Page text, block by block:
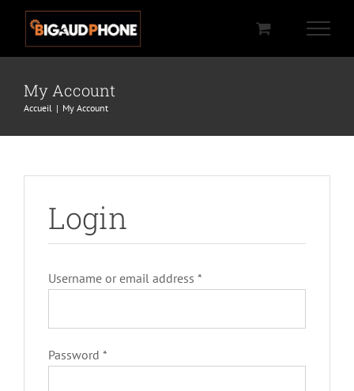
Passer
contenu
My Account
Accueil | My Account
Login
Username or email address *
Password *